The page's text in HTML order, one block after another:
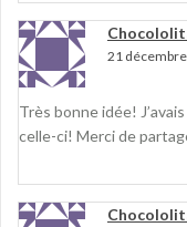
21
Très bonne idée!
celle-ci! Merci de